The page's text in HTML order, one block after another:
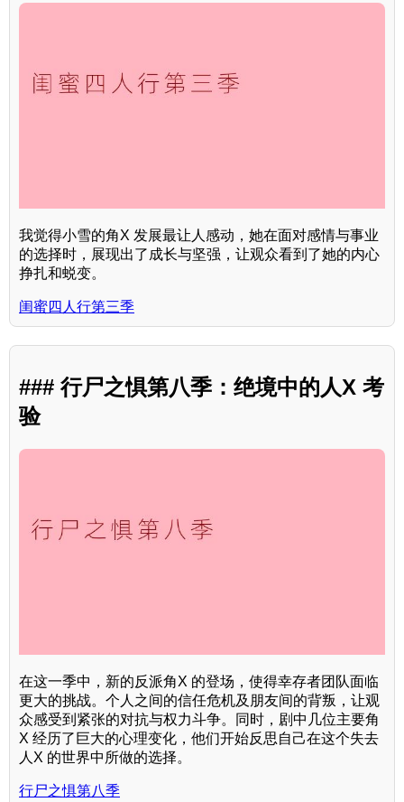
我觉得小雪的角X 发展最让人感动，她在面对感情与事业
的选择时，展现出了成长与坚强，让观众看到了她的内心
挣扎和蜕变。
闺蜜四人行第三季
### 行尸之惧第八季：绝境中的人X 考
验
在这一季中，新的反派角X 的登场，使得幸存者团队面临
更大的挑战。个人之间的信任危机及朋友间的背叛，让观
众感受到紧张的对抗与权力斗争。同时，剧中几位主要角
X 经历了巨大的心理变化，他们开始反思自己在这个失去
人X 的世界中所做的选择。
行尸之惧第八季